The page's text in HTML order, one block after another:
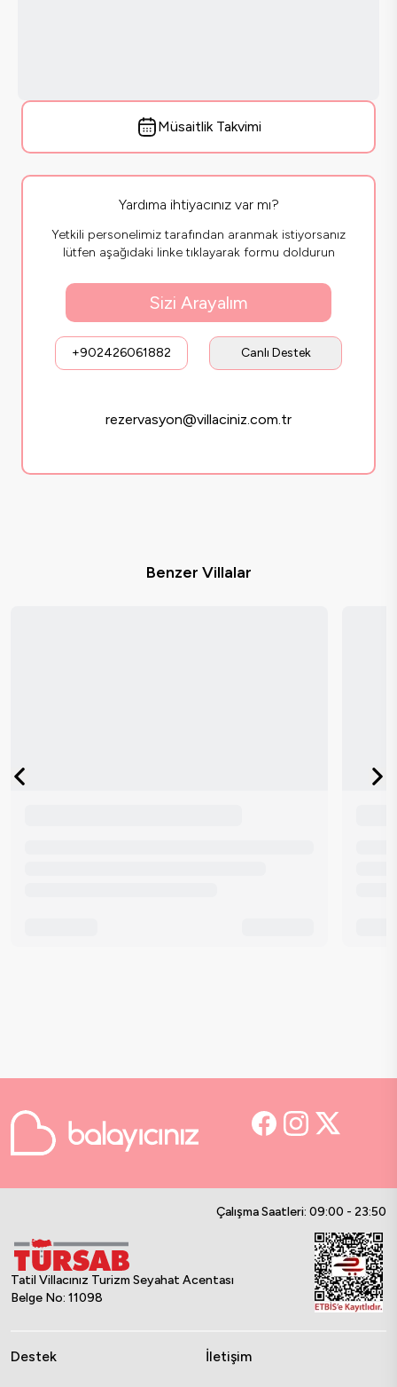
Müsaitlik Takvimi
Yardıma ihtiyacınız var mı?
Yetkili personelimiz tarafından aranmak istiyorsanız
lütfen aşağıdaki linke tıklayarak formu doldurun
Sizi Arayalım
+902426061882 Canlı Destek
rezervasyon@villaciniz.com.tr
Benzer Villalar
Çalışma Saatleri: 09:00 - 23:50
Tatil Villacınız Turizm Seyahat Acentası
Belge No: 11098
Destek İletişim